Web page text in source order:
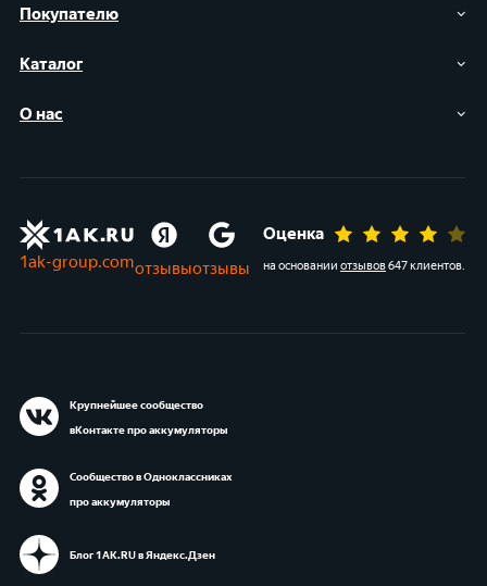
Покупателю
Каталог
О нас
1ak-group.comотзывыотзывы
Оценка
на основании отзывов647 клиентов.
Крупнейшее сообщество
вКонтакте про аккумуляторы
Сообщество в Одноклассниках
про аккумуляторы
Блог 1АК.RU в Яндекс.Дзен